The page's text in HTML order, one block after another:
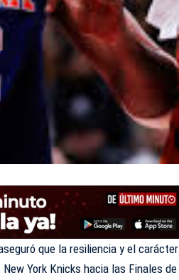
que la resiliencia y el carácter
York Knicks hacia las Finales de